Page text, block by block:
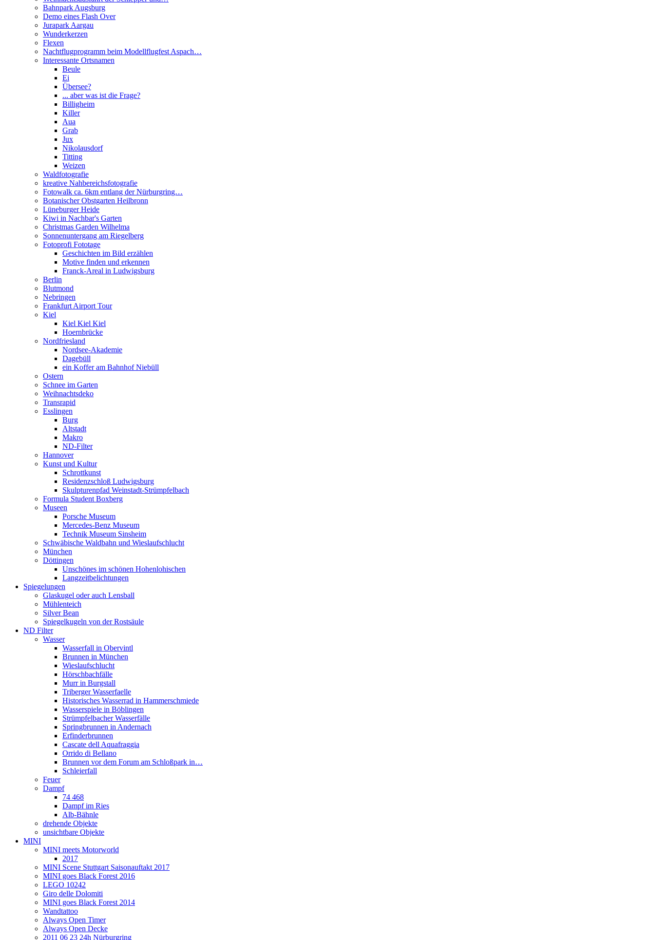
Bahnpark Augsburg
Demo eines Flash Over
Jurapark Aargau
Wunderkerzen
Flexen
Nachtflugprogramm beim Modellflugfest Aspach…
Interessante Ortsnamen
Beule
Ei
Übersee?
... aber was ist die Frage?
Billigheim
Killer
Aua
Grab
Jux
Nikolausdorf
Titting
Weizen
Waldfotografie
kreative Nahbereichsfotografie
Fotowalk ca. 6km entlang der Nürburgring…
Botanischer Obstgarten Heilbronn
Lüneburger Heide
Kiwi in Nachbar's Garten
Christmas Garden Wilhelma
Sonnenuntergang am Riegelberg
Fotoprofi Fototage
Geschichten im Bild erzählen
Motive finden und erkennen
Franck-Areal in Ludwigsburg
Berlin
Blutmond
Nebringen
Frankfurt Airport Tour
Kiel
Kiel Kiel Kiel
Hoernbrücke
Nordfriesland
Nordsee-Akademie
Dagebüll
ein Koffer am Bahnhof Niebüll
Ostern
Schnee im Garten
Weihnachtsdeko
Transrapid
Esslingen
Burg
Altstadt
Makro
ND-Filter
Hannover
Kunst und Kultur
Schrottkunst
Residenzschloß Ludwigsburg
Skulpturenpfad Weinstadt-Strümpfelbach
Formula Student Boxberg
Museen
Porsche Museum
Mercedes-Benz Museum
Technik Museum Sinsheim
Schwäbische Waldbahn und Wieslaufschlucht
München
Döttingen
Unschönes im schönen Hohenlohischen
Langzeitbelichtungen
Spiegelungen
Glaskugel oder auch Lensball
Mühlenteich
Silver Bean
Spiegelkugeln von der Rostsäule
ND Filter
Wasser
Wasserfall in Obervintl
Brunnen in München
Wieslaufschlucht
Hörschbachfälle
Murr in Burgstall
Triberger Wasserfaelle
Historisches Wasserrad in Hammerschmiede
Wasserspiele in Böblingen
Strümpfelbacher Wasserfälle
Springbrunnen in Andernach
Erfinderbrunnen
Cascate dell Aquafraggia
Orrido di Bellano
Brunnen vor dem Forum am Schloßpark in…
Schleierfall
Feuer
Dampf
74 468
Dampf im Ries
Alb-Bähnle
drehende Objekte
unsichtbare Objekte
MINI
MINI meets Motorworld
2017
MINI Scene Stuttgart Saisonauftakt 2017
MINI goes Black Forest 2016
LEGO 10242
Giro delle Dolomiti
MINI goes Black Forest 2014
Wandtattoo
Always Open Timer
Always Open Decke
2011 06 23 24h Nürburgring